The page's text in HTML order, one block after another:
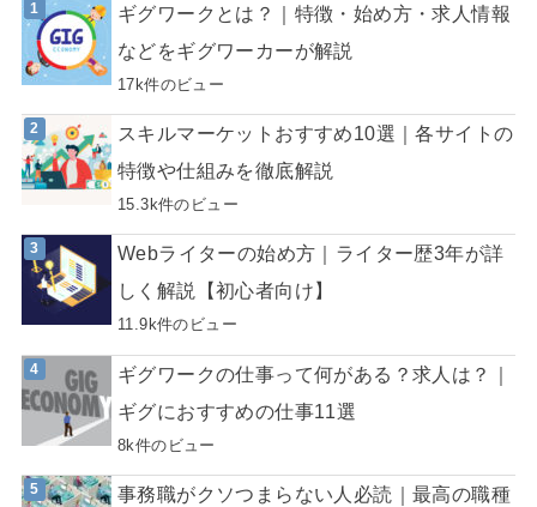
ギグワークとは？｜特徴・始め方・求人情報
などをギグワーカーが解説
17k件のビュー
スキルマーケットおすすめ10選｜各サイトの
特徴や仕組みを徹底解説
15.3k件のビュー
Webライターの始め方｜ライター歴3年が詳
しく解説【初心者向け】
11.9k件のビュー
ギグワークの仕事って何がある？求人は？｜
ギグにおすすめの仕事11選
8k件のビュー
事務職がクソつまらない人必読｜最高の職種